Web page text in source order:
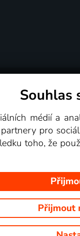
jsou zobrazovány
Souhlas
médií a
pro
toho, že
Přijmout